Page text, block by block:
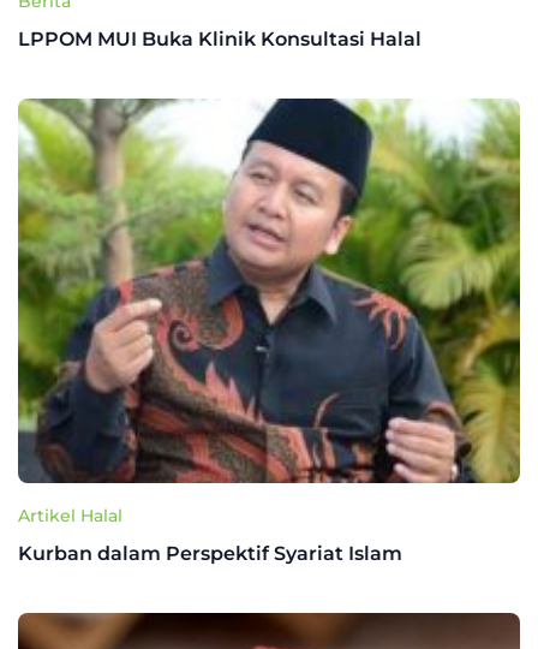
LPPOM MUI Buka Klinik Konsultasi Halal
Artikel Halal
Kurban dalam Perspektif Syariat Islam